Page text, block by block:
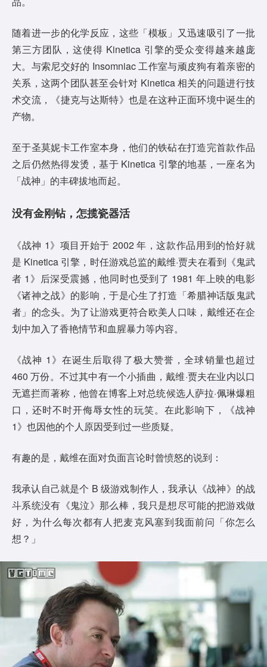
随着进一步的化学反应，这些「模板」又迅速吸引了一批
第三方团队，这使得 Kinetica 引擎的受众变得越来越庞
大。与索尼交好的 Insomniac 工作室与顽皮狗有着亲密的
关系，这两个团队甚至会针对 Kinetica 相关的问题进行技
术交流，《捷克与达斯特》也是在这种正面环境中诞生的
产物。
至于圣莫妮卡工作室本身，他们的铁砧在打造完首款作品
之后仍然热得发烫，基于 Kinetica 引擎的地基，一座名为
「战神」的丰碑拔地而起。
没有金刚钻，怎揽瓷器活
《战神 1》项目开始于 2002 年，这款作品用到的恰好就
是 Kinetica 引擎，时任游戏总监的戴维·贾夫在看到《鬼武
者 1》后深受震撼，他同时也受到了 1981 年上映的电影
《诸神之战》的影响，于是心生了打造「希腊神话版鬼武
者」的念头。为了让游戏更符合欧美人口味，戴维还在企
划中加入了香艳情节和血腥暴力等内容。
《战神 1》在诞生后取得了极大赞誉，全球销量也超过
460 万份。不过其中有一个小插曲，戴维·贾夫在业内以口
无遮拦而著称，他曾在博客上对总统候选人萨拉·佩琳爆粗
口，还时不时开侮辱女性的玩笑。在此影响下，《战神
1》也因他的个人原因受到过一些质疑。
有趣的是，戴维在面对负面言论时曾愤怒的说到：
我承认自己就是个 B 级游戏制作人，我承认《战神》的战
斗系统没有《鬼泣》那么棒，我只是想尽可能的把游戏做
好，为什么每次都有人把麦克风塞到我面前问「你怎么
想？」